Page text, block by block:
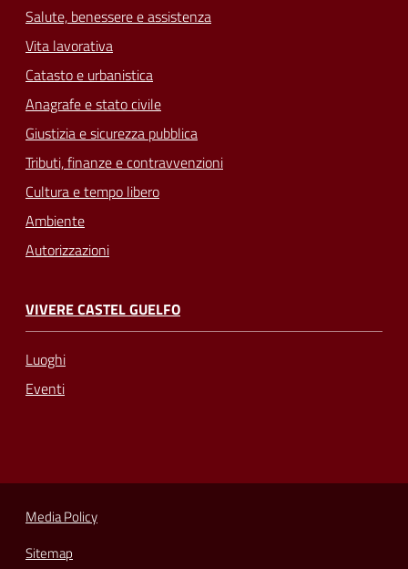
Salute, benessere e assistenza
Vita lavorativa
Catasto e urbanistica
Anagrafe e stato civile
Giustizia e sicurezza pubblica
Tributi, finanze e contravvenzioni
Cultura e tempo libero
Ambiente
Autorizzazioni
VIVERE CASTEL GUELFO
Luoghi
Eventi
Media Policy
Sitemap